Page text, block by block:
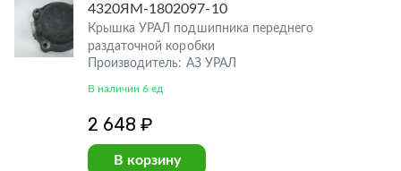
4320ЯМ-1802097-10
Крышка УРАЛ подшипника переднего
раздаточной коробки
Производитель: АЗ УРАЛ
В наличии 6 ед
2 648 ₽
В корзину